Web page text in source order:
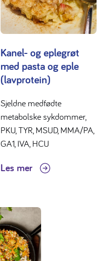
Kanel- og eplegrøt
med pasta og eple
(lavprotein)
Sjeldne medfødte
metabolske sykdommer,
PKU, TYR, MSUD, MMA/PA,
GA1, IVA, HCU
Les mer